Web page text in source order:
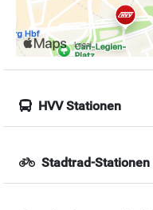
HVV Stationen
Stadtrad-Stationen